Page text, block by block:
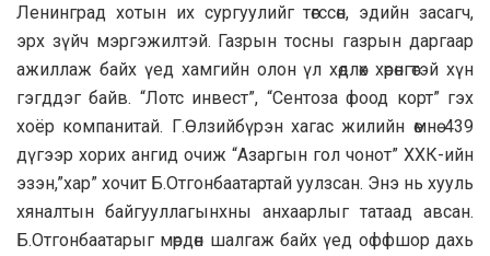
Ленинград хотын их сургуулийг төгссөн, эдийн засагч,
эрх зүйч мэргэжилтэй. Газрын тосны газрын даргаар
ажиллаж байх үед хамгийн олон үл хөдлөх хөрөнгөтэй хүн
гэгддэг байв. “Лотс инвест”, “Сентоза фоод корт” гэх
хоёр компанитай. Г.Өлзийбүрэн хагас жилийн өмнө 439
дүгээр хорих ангид очиж “Азаргын гол чонот” ХХК-ийн
эзэн,”хар” хочит Б.Отгонбаатартай уулзсан. Энэ нь хууль
хяналтын байгууллагынхны анхаарлыг татаад авсан.
Б.Отгонбаатарыг мөрдөн шалгаж байх үед оффшор дахь